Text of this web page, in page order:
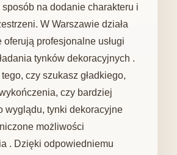
na dodanie charakteru i
W Warszawie działa
oferują profesjonalne usługi
tynków dekoracyjnych .
czy szukasz gładkiego,
czy bardziej
wyglądu, tynki dekoracyjne
możliwości
. Dzięki odpowiedniemu